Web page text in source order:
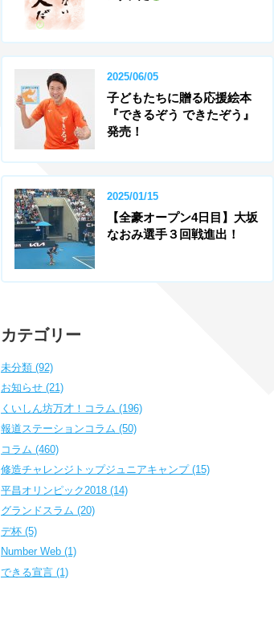
2025/06/05
子どもたちに贈る応援絵本
『できるぞう できたぞう』
発売！
2025/01/15
【全豪オープン4日目】大坂
なおみ選手３回戦進出！
カテゴリー
未分類 (92)
お知らせ (21)
くいしん坊万才！コラム (196)
報道ステーションコラム (50)
コラム (460)
修造チャレンジトップジュニアキャンプ (15)
平昌オリンピック2018 (14)
グランドスラム (20)
デ杯 (5)
Number Web (1)
できる宣言 (1)